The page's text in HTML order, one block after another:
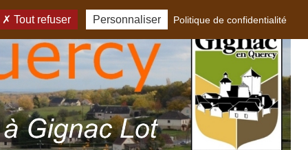
Tout refuser Personnaliser Politique de confidentialité